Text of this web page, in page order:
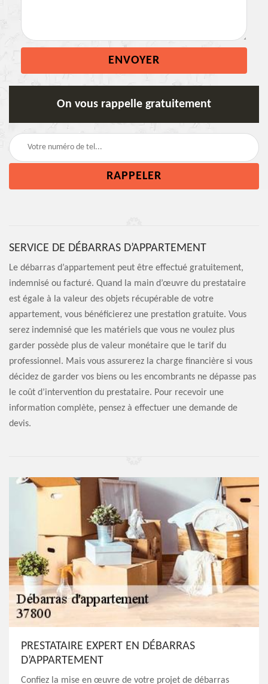
On vous rappelle gratuitement
SERVICE DE DÉBARRAS D’APPARTEMENT
Le débarras d’appartement peut être effectué gratuitement,
indemnisé ou facturé. Quand la main d’œuvre du prestataire
est égale à la valeur des objets récupérable de votre
appartement, vous bénéficierez une prestation gratuite. Vous
serez indemnisé que les matériels que vous ne voulez plus
garder possède plus de valeur monétaire que le tarif du
professionnel. Mais vous assurerez la charge financière si vous
décidez de garder vos biens ou les encombrants ne dépasse pas
le coût d’intervention du prestataire. Pour recevoir une
information complète, pensez à effectuer une demande de
devis.
PRESTATAIRE EXPERT EN DÉBARRAS
D’APPARTEMENT
Confiez la mise en œuvre de votre projet de débarras